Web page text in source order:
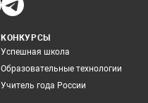
КОНКУРСЫ
Успешная школа
Образовательные технологии
Учитель года России